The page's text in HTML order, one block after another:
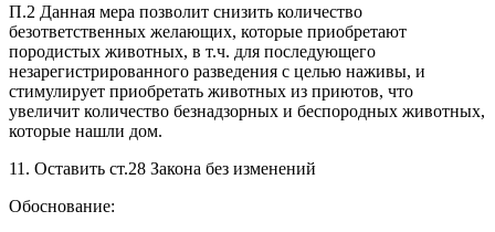
П.2 Данная мера позволит снизить количество
безответственных желающих, которые приобретают
породистых животных, в т.ч. для последующего
незарегистрированного разведения с целью наживы, и
стимулирует приобретать животных из приютов, что
увеличит количество безнадзорных и беспородных животных,
которые нашли дом.
11. Оставить ст.28 Закона без изменений
Обоснование: